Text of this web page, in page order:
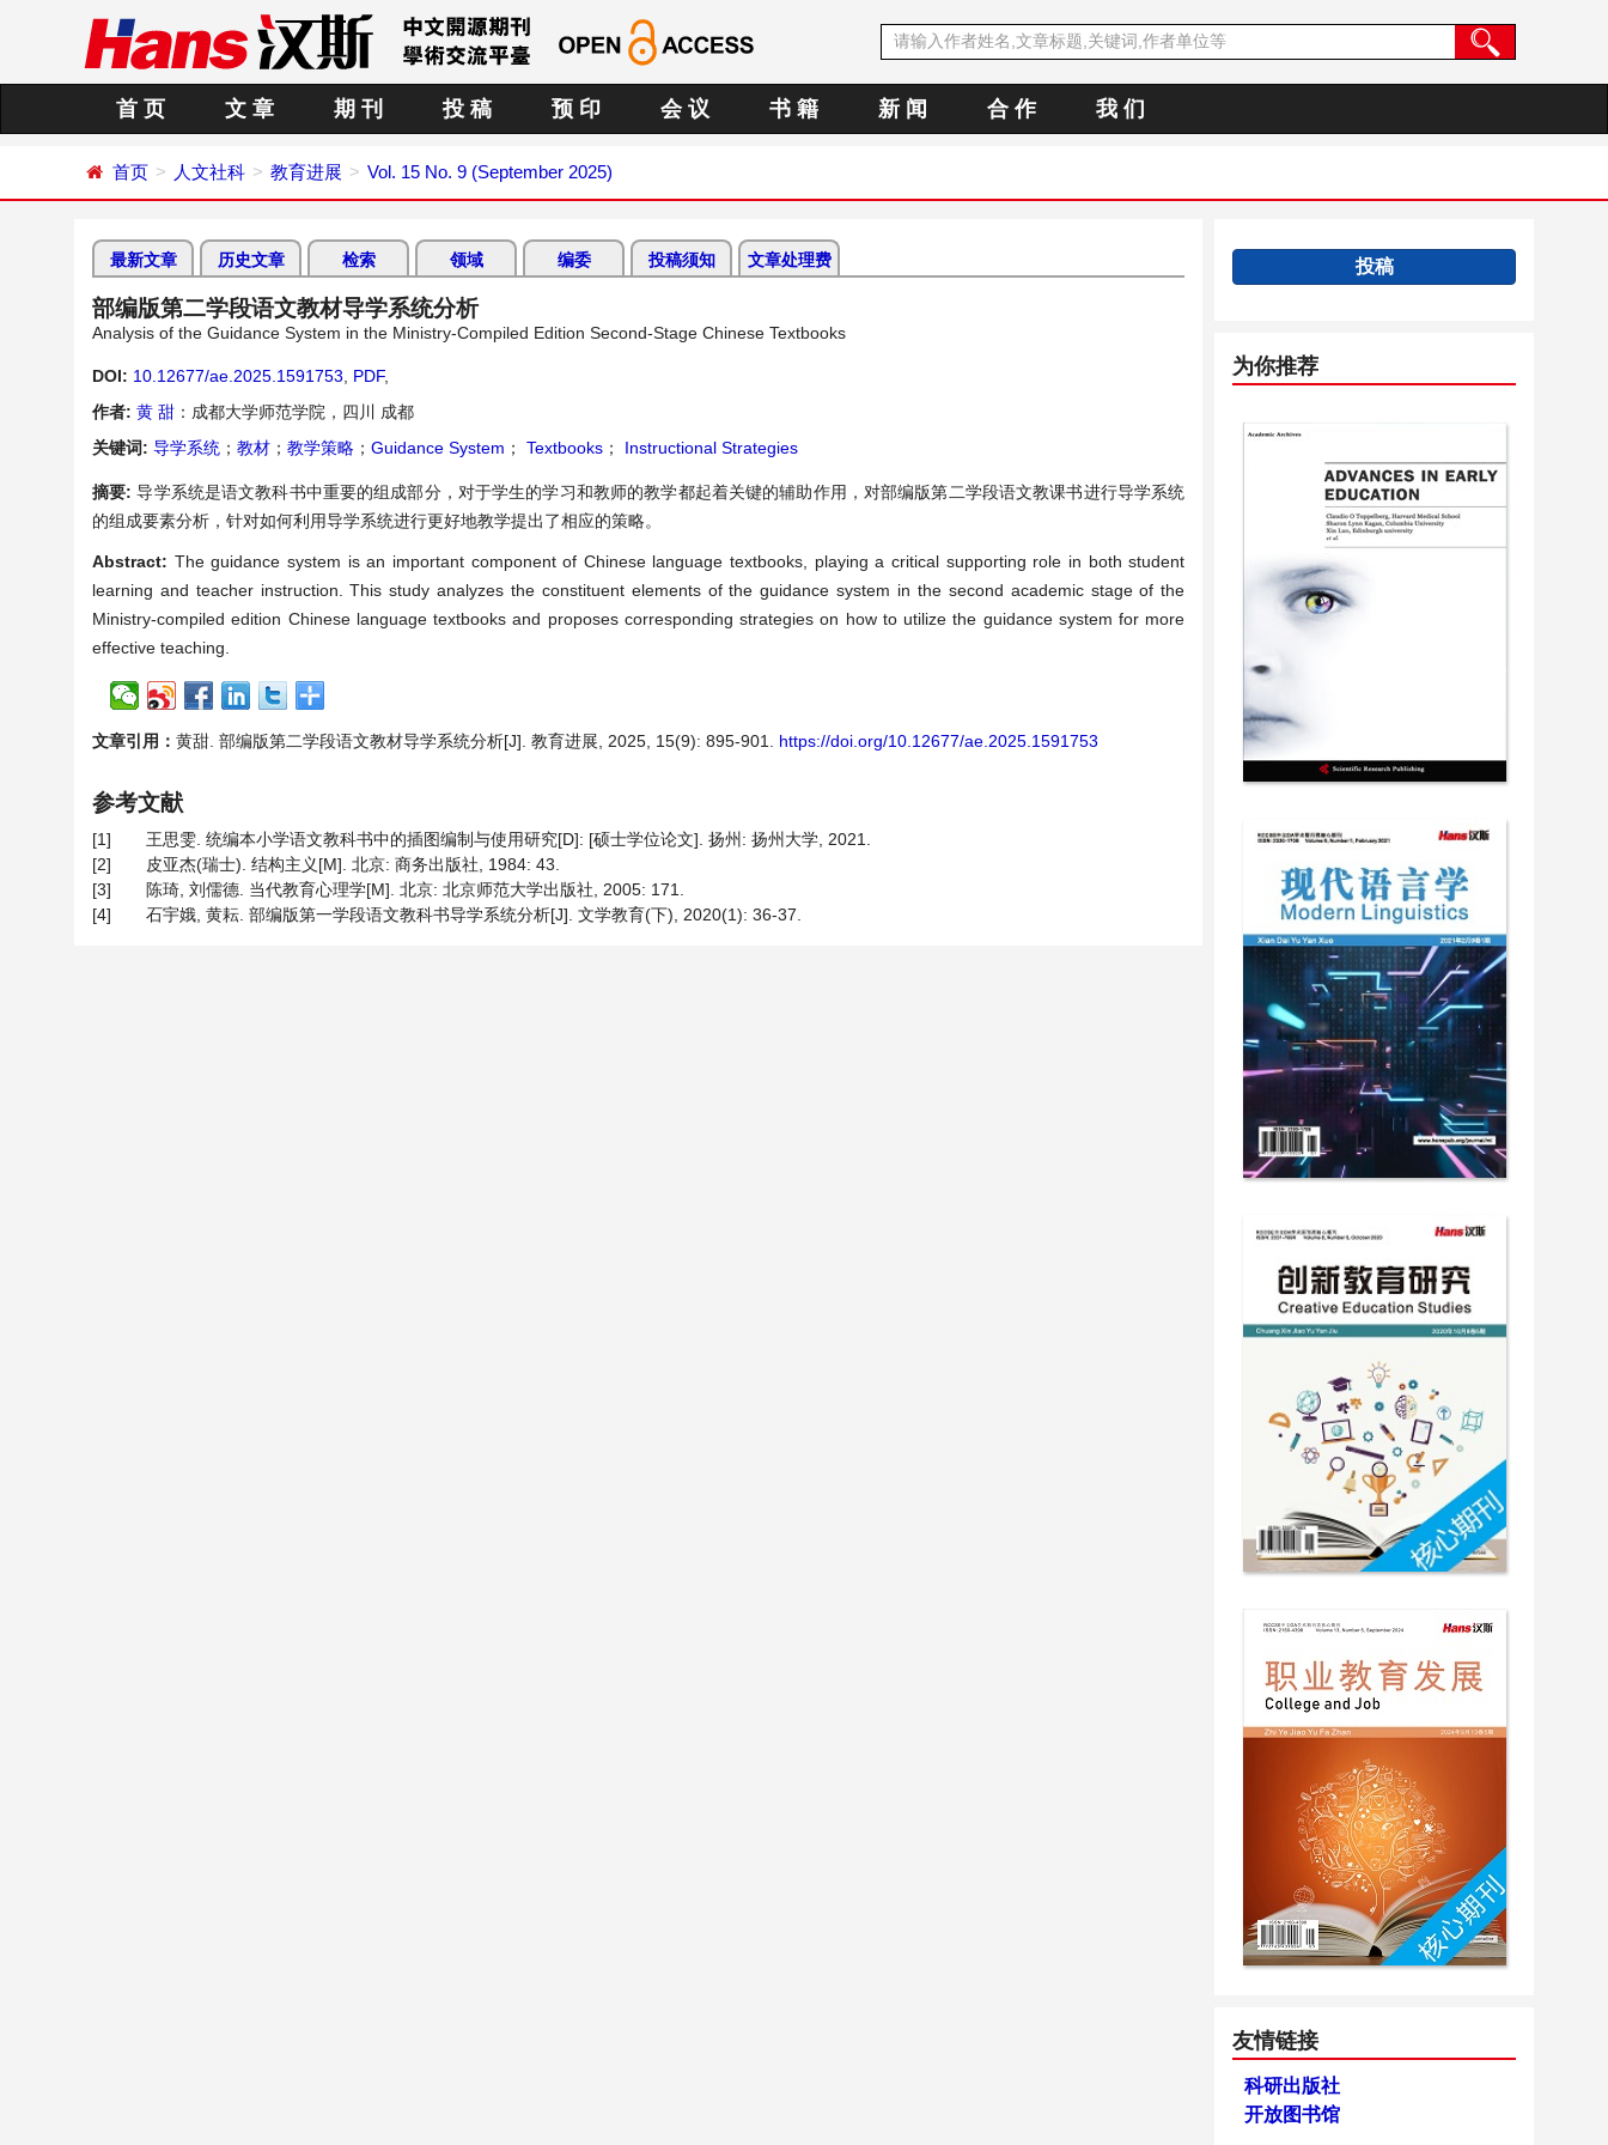
首 页 文 章 期 刊 投 稿 预 印 会 议 书 籍 新 闻 合 作 我 们
首页 人文社科 教育进展 Vol. 15 No. 9 (September 2025)
最新文章 历史文章 检索 领域 编委 投稿须知 文章处理费
部编版第二学段语文教材导学系统分析
Analysis of the Guidance System in the Ministry-Compiled Edition Second-Stage Chinese Textbooks
DOI: 10.12677/ae.2025.1591753 PDF,
作者: 黄 甜 ：成都大学师范学院，四川 成都
关键词: 导学系统 ； 教材 ； 教学策略 ； Guidance System ； Textbooks ； Instructional Strategies
摘要:导学系统是语文教科书中重要的组成部分，对于学生的学习和教师的教学都起着关键的辅助作用，对部编版第二学段语文教课书进行导学系统
的组成要素分析，针对如何利用导学系统进行更好地教学提出了相应的策略。
Abstract: The guidance system is an important component of Chinese language textbooks, playing a critical supporting role in both student
learning and teacher instruction. This study analyzes the constituent elements of the guidance system in the second academic stage of the
Ministry-compiled edition Chinese language textbooks and proposes corresponding strategies on how to utilize the guidance system for more
effective teaching.
文章引用： 黄甜. 部编版第二学段语文教材导学系统分析[J]. 教育进展, 2025, 15(9): 895-901. https://doi.org/10.12677/ae.2025.1591753
参考文献
[1]
王思雯. 统编本小学语文教科书中的插图编制与使用研究[D]: [硕士学位论文]. 扬州: 扬州大学, 2021.
[2]
皮亚杰(瑞士). 结构主义[M]. 北京: 商务出版社, 1984: 43.
[3]
陈琦, 刘儒德. 当代教育心理学[M]. 北京: 北京师范大学出版社, 2005: 171.
[4]
石宇娥, 黄耘. 部编版第一学段语文教科书导学系统分析[J]. 文学教育(下), 2020(1): 36-37.
投稿
为你推荐
友情链接
科研出版社
开放图书馆